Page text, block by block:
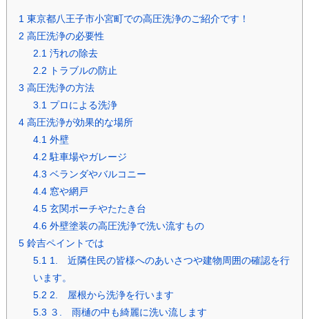
1 東京都八王子市小宮町での高圧洗浄のご紹介です！
2 高圧洗浄の必要性
2.1 汚れの除去
2.2 トラブルの防止
3 高圧洗浄の方法
3.1 プロによる洗浄
4高圧洗浄が効果的な場所
4.1 外壁
4.2 駐車場やガレージ
4.3 ベランダやバルコニー
4.4窓や網戸
4.5玄関ポーチやたたき台
4.6外壁塗装の高圧洗浄で洗い流すもの
5鈴吉ペイントでは
5.1 1. 近隣住民の皆様へのあいさつや建物周囲の確認を行
います。
5.2 2. 屋根から洗浄を行います
5.3 ３. 雨樋の中も綺麗に洗い流します